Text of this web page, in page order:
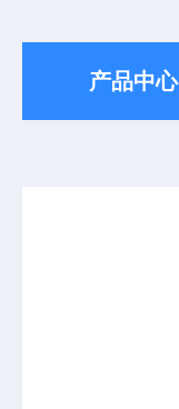
产品中心